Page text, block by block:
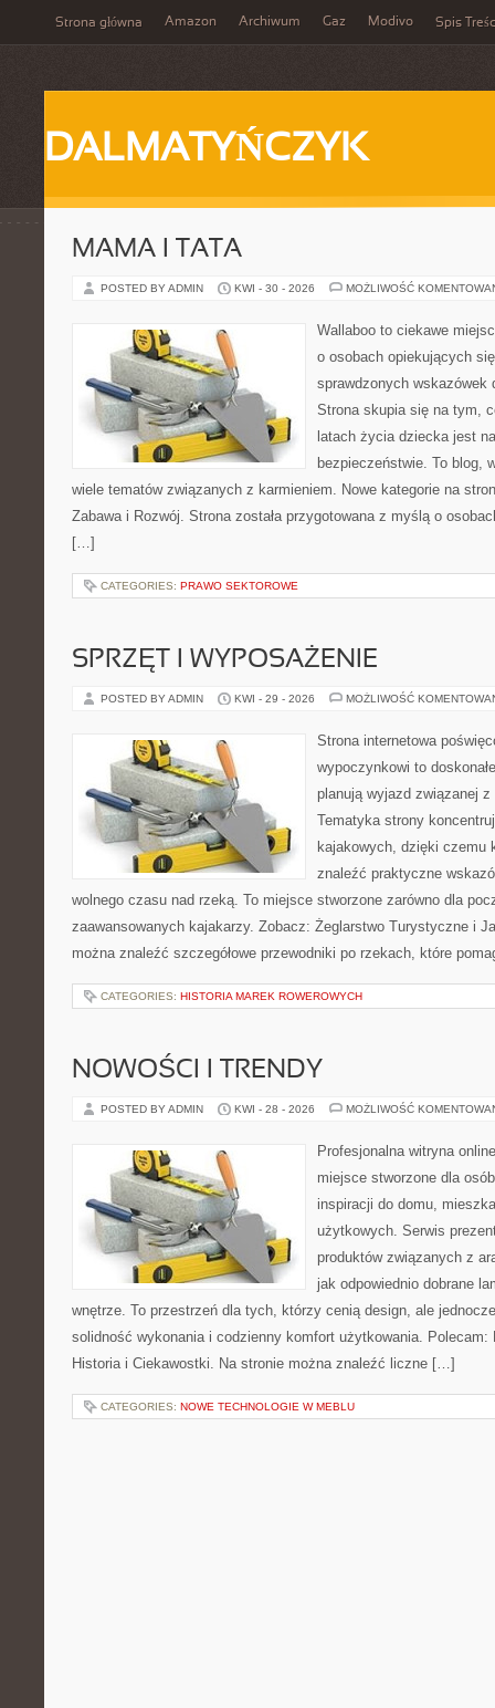
Strona główna Amazon Archiwum Gaz Modivo Spis
DALMATYŃCZYK
MAMA I TATA
POSTED BY ADMIN KWI - 30 - 2026 MOŻLIWOŚĆ
Wallaboo to ciekawe
o osobach opiekujących
sprawdzonych wskazówek
Strona skupia się na tym,
latach życia dziecka jest
bezpieczeństwie. To blog,
wiele tematów związanych z karmieniem. Nowe kategorie na
Zabawa i Rozwój. Strona została przygotowana z myślą o
[…]
CATEGORIES: PRAWO SEKTOROWE
SPRZĘT I WYPOSAŻENIE
POSTED BY ADMIN KWI - 29 - 2026 MOŻLIWOŚĆ
Strona internetowa
wypoczynkowi to
planują wyjazd związanej
Tematyka strony
kajakowych, dzięki czemu
znaleźć praktyczne
wolnego czasu nad rzeką. To miejsce stworzone zarówno dla
zaawansowanych kajakarzy. Zobacz: Żeglarstwo Turystyczne i
można znaleźć szczegółowe przewodniki po rzekach, które
CATEGORIES: HISTORIA MAREK ROWEROWYCH
NOWOŚCI I TRENDY
POSTED BY ADMIN KWI - 28 - 2026 MOŻLIWOŚĆ
Profesjonalna witryna
miejsce stworzone dla
inspiracji do domu,
użytkowych. Serwis
produktów związanych z
jak odpowiednio dobrane
wnętrze. To przestrzeń dla tych, którzy cenią design, ale
solidność wykonania i codzienny komfort użytkowania. Polecam:
Historia i Ciekawostki. Na stronie można znaleźć liczne […]
CATEGORIES: NOWE TECHNOLOGIE W MEBLU